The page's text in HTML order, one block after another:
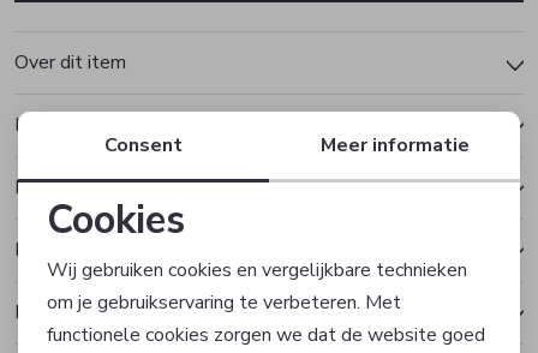
Over dit item
Kenmerken
Betalen
Bezorgen of ophalen
Ruilen en retourneren
Personalisatie cookies
Consent Meer informatie
Cookies
Wij gebruiken cookies en vergelijkbare technieken
om je gebruikservaring te verbeteren. Met
functionele cookies zorgen we dat de website goed